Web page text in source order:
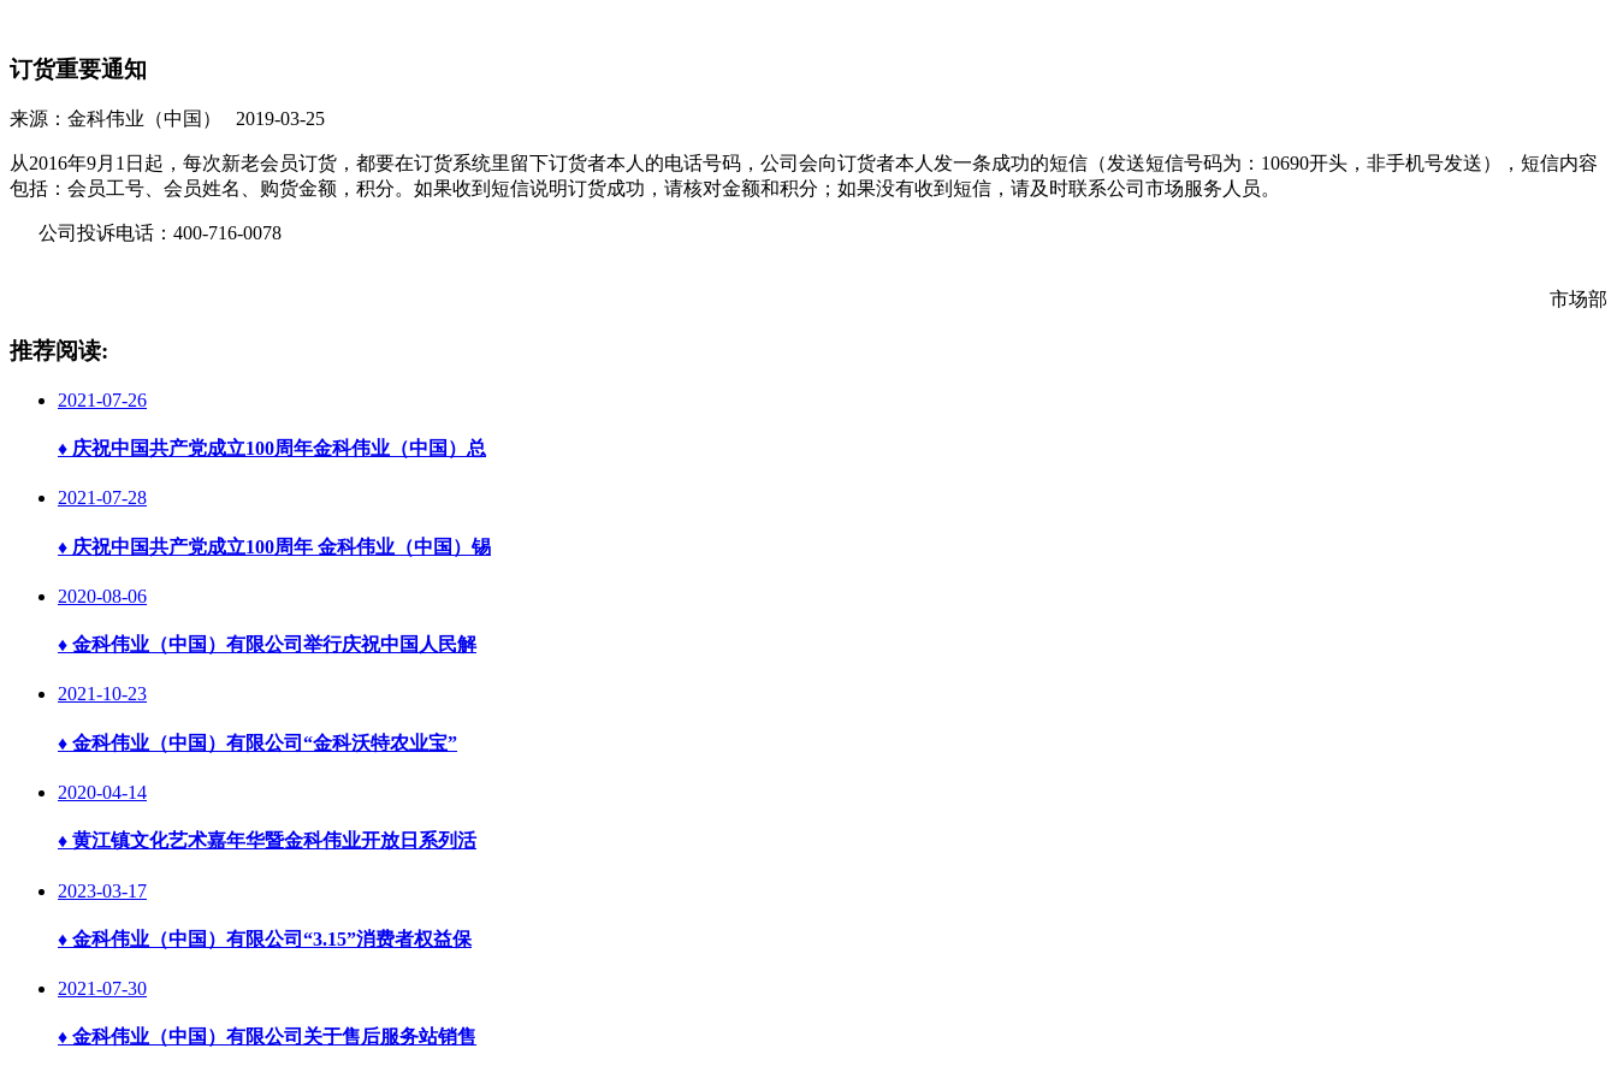
订货重要通知
来源：金科伟业（中国） 2019-03-25
从2016年9月1日起，每次新老会员订货，都要在订货系统里留下订货者本人的电话号码，公司会向订货者本人发一条成功的短信（发送短信号码为：10690开头，非手机号发送），短信内容
包括：会员工号、会员姓名、购货金额，积分。如果收到短信说明订货成功，请核对金额和积分；如果没有收到短信，请及时联系公司市场服务人员。
公司投诉电话：400-716-0078
市场部
推荐阅读:
2021-07-26
♦ 庆祝中国共产党成立100周年金科伟业（中国）总
2021-07-28
♦ 庆祝中国共产党成立100周年 金科伟业（中国）锡
2020-08-06
♦ 金科伟业（中国）有限公司举行庆祝中国人民解
2021-10-23
♦ 金科伟业（中国）有限公司“金科沃特农业宝”
2020-04-14
♦ 黄江镇文化艺术嘉年华暨金科伟业开放日系列活
2023-03-17
♦ 金科伟业（中国）有限公司“3.15”消费者权益保
2021-07-30
♦ 金科伟业（中国）有限公司关于售后服务站销售